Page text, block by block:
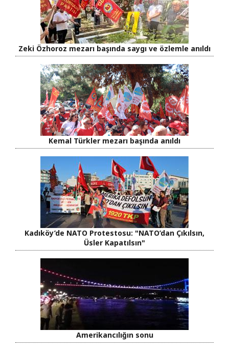
Zeki Özhoroz mezarı başında saygı ve özlemle anıldı
Kemal Türkler mezarı başında anıldı
Kadıköy’de NATO Protestosu: "NATO’dan Çıkılsın,
Üsler Kapatılsın"
Amerikancılığın sonu